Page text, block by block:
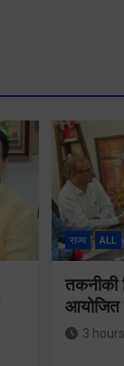
राज्य ALL
तकनीकी
आयोजित
3